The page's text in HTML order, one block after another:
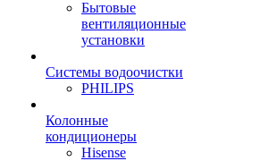
Бытовые
вентиляционные
установки
Системы водоочистки
PHILIPS
Колонные
кондиционеры
Hisense